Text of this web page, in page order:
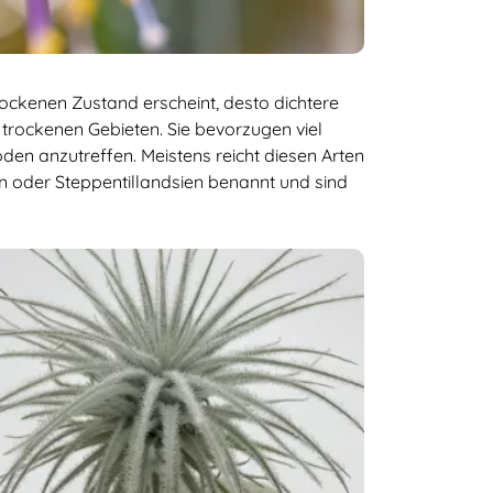
Zustand erscheint, desto dichtere
Gebieten. Sie bevorzugen viel
anzutreffen. Meistens reicht diesen Arten
oder Steppentillandsien benannt und sind